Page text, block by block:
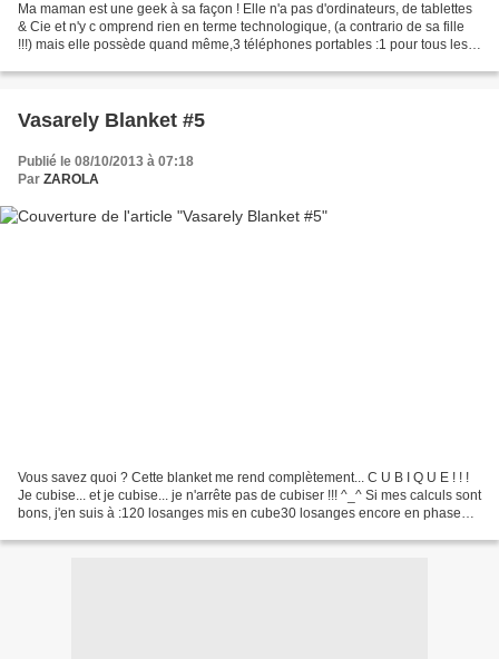
Ma maman est une geek à sa façon ! Elle n'a pas d'ordinateurs, de tablettes
& Cie et n'y c omprend rien en terme technologique, (a contrario de sa fille
!!!) mais elle possède quand même,3 téléphones portables :1 pour tous les
Vasarely Blanket #5
Publié le 08/10/2013 à 07:18
Par ZAROLA
Vous savez quoi ? Cette blanket me rend complètement... C U B I Q U E ! ! !
Je cubise... et je cubise... je n'arrête pas de cubiser !!! ^_^ Si mes calculs sont
bons, j'en suis à :120 losanges mis en cube30 losanges encore en phase